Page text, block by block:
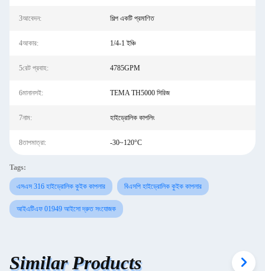
3আবেদন: শিল্প একটি প্রমাণিত
4আকার: 1/4-1 ইঞ্চি
5রেট প্রবাহ: 4785GPM
6মানানসই: TEMA TH5000 সিরিজ
7নাম: হাইড্রোলিক কাপলিং
8তাপমাত্রা: -30~120°C
Tags:
এসএস 316 হাইড্রোলিক কুইক কাপলার বিএসপি হাইড্রোলিক কুইক কাপলার
আইএটিএফ 01949 আইসো দ্রুত সংযোজক
Similar Products